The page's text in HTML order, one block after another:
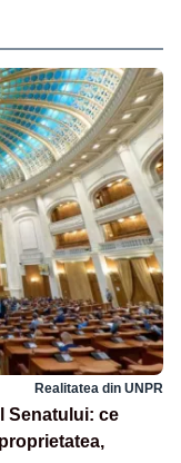
Realitatea din UNPR
Senatului: ce